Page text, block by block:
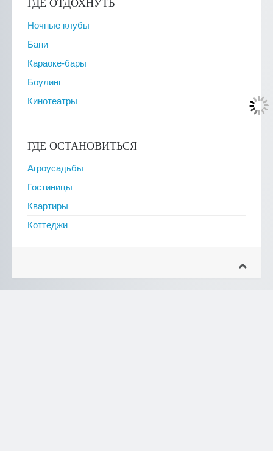
ГДЕ ОТДОХНУТЬ
Ночные клубы
Бани
Караоке-бары
Боулинг
Кинотеатры
ГДЕ ОСТАНОВИТЬСЯ
Агроусадьбы
Гостиницы
Квартиры
Коттеджи